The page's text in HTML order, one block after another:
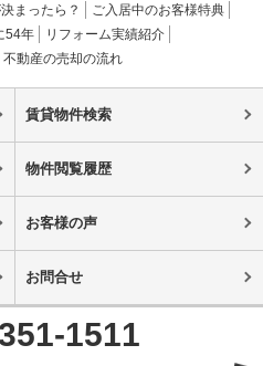
まったら？
ご入居中のお客様特典
54年
リフォーム実績紹介
不動産の売却の流れ
賃貸物件検索
物件閲覧履歴
お客様の声
お問合せ
1511